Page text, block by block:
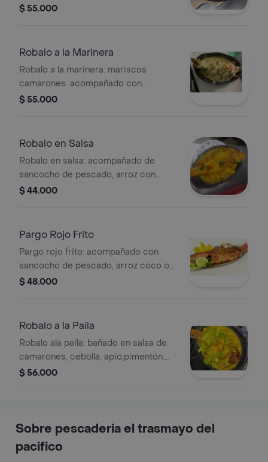
sancocho de pescado, arroz blanco o
$ 55.000
Robalo a la Marinera
Robalo a la marinera: mariscos
camarones. acompañado con
sancocho de pescado arroz blanco o
$ 55.000
Robalo en Salsa
Robalo en salsa: acompañado de
sancocho de pescado, arroz con
coco o arroz blanco, en salada y
$ 44.000
Pargo Rojo Frito
Pargo rojo frito: acompañado con
sancocho de pescado, arroz coco o
arroz blanco, patacon y ensalada .
$ 48.000
Robalo a la Paila
Robalo ala paila: bañado en salsa de
camarones, cebolla, apio,pimentón.
acompañado de sancocho de
$ 56.000
Sobre pescaderia el trasmayo del
pacifico